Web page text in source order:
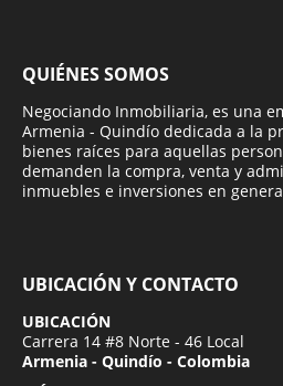
QUIÉNES SOMOS
Negociando Inmobiliaria, es una
Armenia - Quindío dedicada a la
bienes raíces para aquellas
demanden la compra, venta y
inmuebles e inversiones en
UBICACIÓN Y CONTACTO
UBICACIÓN
Carrera 14 #8 Norte - 46 Local
Armenia - Quindío - Colombia